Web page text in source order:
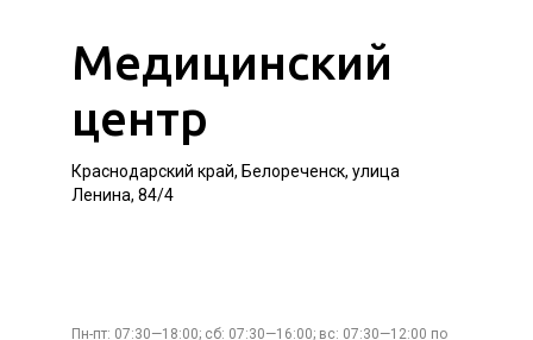
Медицинский
центр
Краснодарский край, Белореченск, улица
Ленина, 84/4
Пн-пт: 07:30—18:00; сб: 07:30—16:00; вс: 07:30—12:00 по